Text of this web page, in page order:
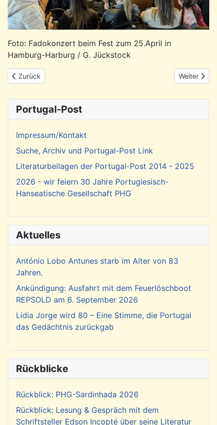
Foto: Fadokonzert beim Fest zum 25.April in
Hamburg-Harburg / G. Jückstock
Vorheriger Beitrag: Rückblick: Nacht der Konsulate im
Zurück Nächster
Weiter
Portugal-Post
Impressum/Kontakt
Suche, Archiv und Portugal-Post Link
Literaturbeilagen der Portugal-Post 2014 - 2025
2026 - wir feiern 30 Jahre Portugiesisch-
Hanseatische Gesellschaft PHG
Aktuelles
António Lobo Antunes starb im Alter von 83
Jahren.
Ankündigung: Ausfahrt mit dem Feuerlöschboot
REPSOLD am 6. September 2026
Lídia Jorge wird 80 – Eine Stimme, die Portugal
das Gedächtnis zurückgab
Rückblicke
Rückblick: PHG-Sardinhada 2026
Rückblick: Lesung & Gespräch mit dem
Schriftsteller Edson Incopté über seine Literatur